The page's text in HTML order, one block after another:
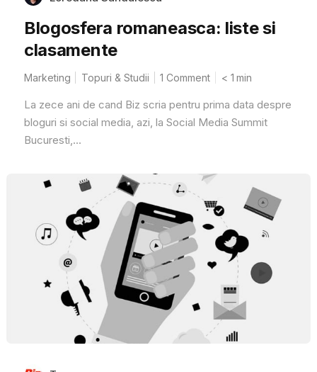
Blogosfera romaneasca: liste si
clasamente
Marketing Topuri & Studii 1 Comment < 1 min
La zece ani de cand Biz scria pentru prima data despre
bloguri si social media, azi, la Social Media Summit
Bucuresti,...